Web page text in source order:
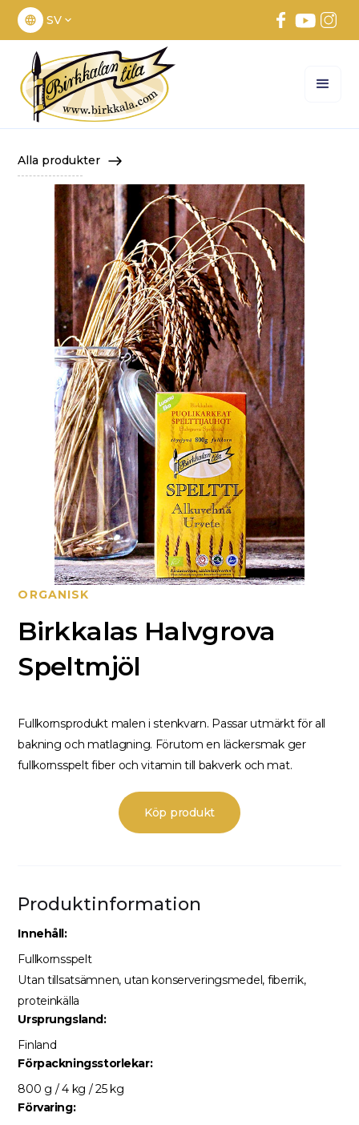
SV
Alla produkter
ORGANISK
Birkkalas Halvgrova
Speltmjöl
Fullkornsprodukt malen i stenkvarn. Passar utmärkt för all
bakning och matlagning. Förutom en läckersmak ger
fullkornsspelt fiber och vitamin till bakverk och mat.
Köp produkt
Produktinformation
Innehåll:
Fullkornsspelt
Utan tillsatsämnen, utan konserveringsmedel, fiberrik,
proteinkälla
Ursprungsland:
Finland
Förpackningsstorlekar:
800 g / 4 kg / 25 kg
Förvaring: